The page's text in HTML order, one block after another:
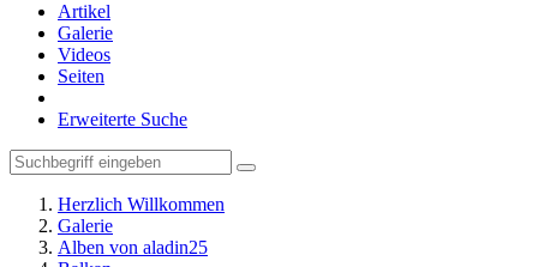
Artikel
Galerie
Videos
Seiten
Erweiterte Suche
Herzlich Willkommen
Galerie
Alben von aladin25